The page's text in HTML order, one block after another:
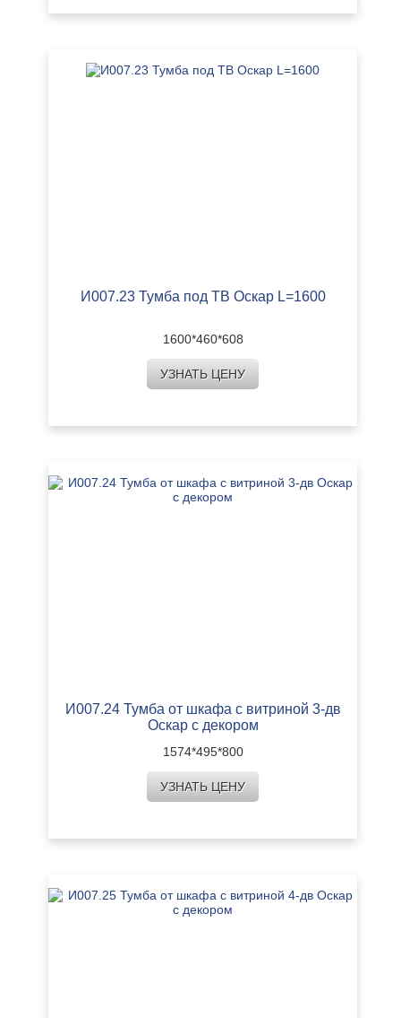
И007.23 Тумба под ТВ Оскар L=1600
1600*460*608
УЗНАТЬ ЦЕНУ
И007.24 Тумба от шкафа с витриной 3-дв
Оскар с декором
1574*495*800
УЗНАТЬ ЦЕНУ